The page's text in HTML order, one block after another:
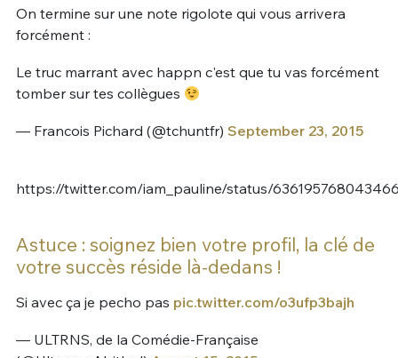
On termine sur une note rigolote qui vous arrivera
forcément :
Le truc marrant avec happn c'est que tu vas forcément
tomber sur tes collègues
— Francois Pichard (@tchuntfr) September 23, 2015
https://twitter.com/iam_pauline/status/
Astuce : soignez bien votre profil, la clé de
votre succès réside là-dedans !
Si avec ça je pecho pas pic.twitter.com/o3ufp3bajh
— ULTRNS, de la Comédie-Française